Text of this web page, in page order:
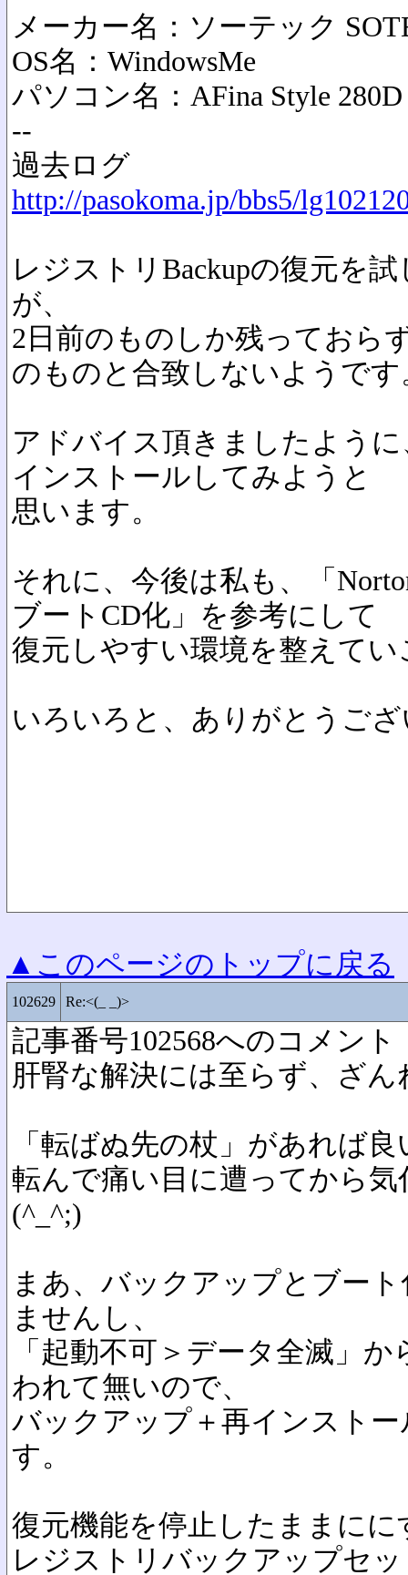
メーカー名：ソーテック
OS名：WindowsMe
パソコン名：AFina Style 280D
--
過去ログ
http://pasokoma.jp/bbs5/
レジストリBackupの復元を
が、
2日前のものしか残っておら
のものと合致しないようです
アドバイス頂きましたよう
インストールしてみようと
思います。
それに、今後は私も、「
ブートCD化」を参考にして
復元しやすい環境を整えて
いろいろと、ありがとうご
▲このページのトップに戻る
102629 Re:<(_ _)>
記事番号102568へのコメント
肝腎な解決には至らず、ざん
「転ばぬ先の杖」があれば
転んで痛い目に遭ってから
(^_^;)
まあ、バックアップとブー
ませんし、
「起動不可＞データ全滅」
われて無いので、
バックアップ＋再インスト
す。
復元機能を停止したままにに
レジストリバックアップセ